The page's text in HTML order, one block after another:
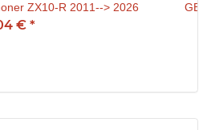
ZX10-R 2011--> 2026
€ *